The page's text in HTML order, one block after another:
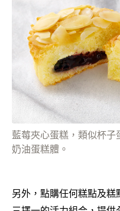
藍莓夾心蛋糕，類似杯子
奶油蛋糕體。
另外，點購任何糕點及